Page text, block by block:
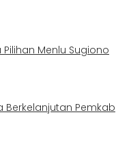
Menlu Sugiono
Berkelanjutan Pemkab